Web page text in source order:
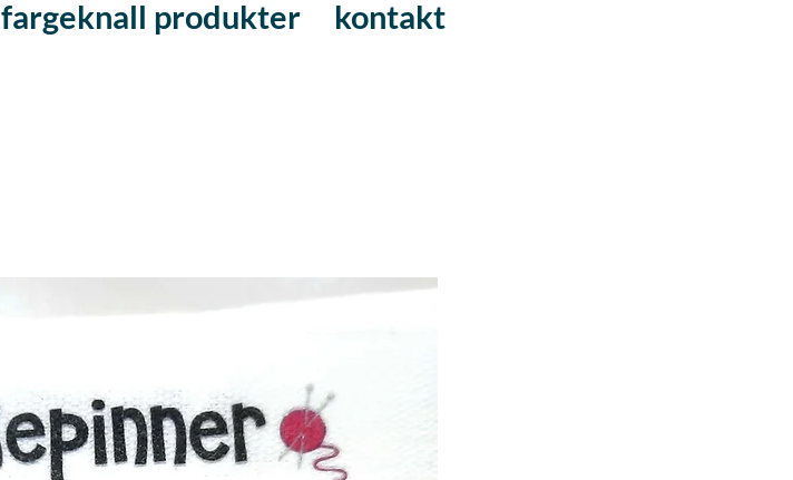
fargeknall produkter kontakt